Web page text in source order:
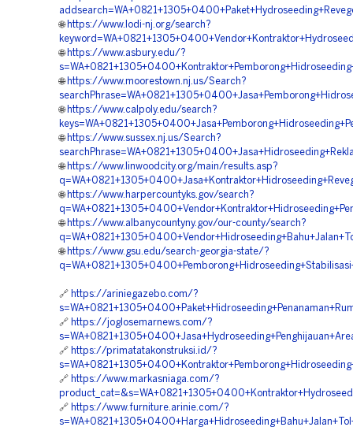
🌐 https://www.lodi-nj.org/search?
🌐 https://www.asbury.edu/?
🌐 https://www.moorestown.nj.us/Search?
🌐 https://www.calpoly.edu/search?
🌐 https://www.sussex.nj.us/Search?
🌐 https://www.linwoodcity.org/main/results.asp?
🌐 https://www.harpercountyks.gov/search?
🌐 https://www.albanycountyny.gov/our-county/search?
🌐 https://www.gsu.edu/search-georgia-state/?
🔗 https://ariniegazebo.com/?
🔗 https://joglosemarnews.com/?
🔗 https://primatatakonstruksi.id/?
🔗 https://www.markasniaga.com/?
🔗 https://www.furniture.arinie.com/?